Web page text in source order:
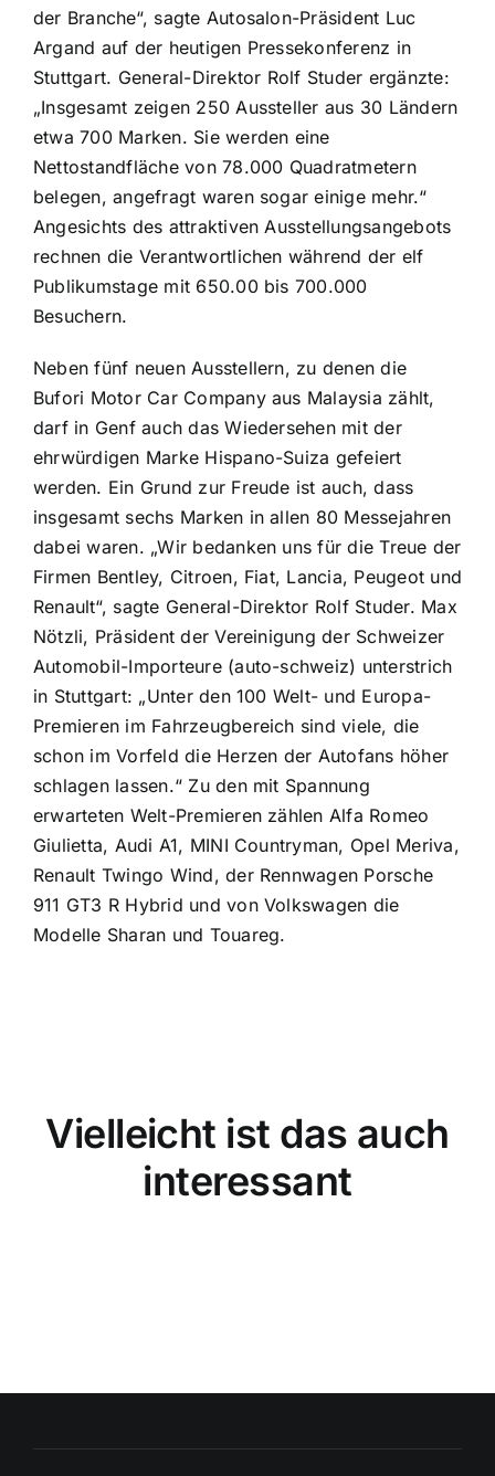
der Branche“, sagte Autosalon-Präsident Luc
Argand auf der heutigen Pressekonferenz in
Stuttgart. General-Direktor Rolf Studer ergänzte:
„Insgesamt zeigen 250 Aussteller aus 30 Ländern
etwa 700 Marken. Sie werden eine
Nettostandfläche von 78.000 Quadratmetern
belegen, angefragt waren sogar einige mehr.“
Angesichts des attraktiven Ausstellungsangebots
rechnen die Verantwortlichen während der elf
Publikumstage mit 650.00 bis 700.000
Besuchern.
Neben fünf neuen Ausstellern, zu denen die
Bufori Motor Car Company aus Malaysia zählt,
darf in Genf auch das Wiedersehen mit der
ehrwürdigen Marke Hispano-Suiza gefeiert
werden. Ein Grund zur Freude ist auch, dass
insgesamt sechs Marken in allen 80 Messejahren
dabei waren. „Wir bedanken uns für die Treue der
Firmen Bentley, Citroen, Fiat, Lancia, Peugeot und
Renault“, sagte General-Direktor Rolf Studer. Max
Nötzli, Präsident der Vereinigung der Schweizer
Automobil-Importeure (auto-schweiz) unterstrich
in Stuttgart: „Unter den 100 Welt- und Europa-
Premieren im Fahrzeugbereich sind viele, die
schon im Vorfeld die Herzen der Autofans höher
schlagen lassen.“ Zu den mit Spannung
erwarteten Welt-Premieren zählen Alfa Romeo
Giulietta, Audi A1, MINI Countryman, Opel Meriva,
Renault Twingo Wind, der Rennwagen Porsche
911 GT3 R Hybrid und von Volkswagen die
Modelle Sharan und Touareg.
Vielleicht ist das auch
interessant